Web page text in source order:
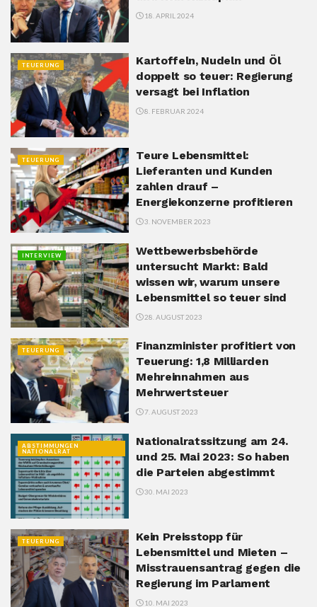
18. APRIL 2024
TEUERUNG
Kartoffeln, Nudeln und Öl
doppelt so teuer: Regierung
versagt bei Inflation
8. FEBRUAR 2024
TEUERUNG
Teure Lebensmittel:
Lieferanten und Kunden
zahlen drauf –
Energiekonzerne profitieren
3. NOVEMBER 2023
INTERVIEW
Wettbewerbsbehörde
untersucht Markt: Bald
wissen wir, warum unsere
Lebensmittel so teuer sind
28. AUGUST 2023
TEUERUNG
Finanzminister profitiert von
Teuerung: 1,8 Milliarden
Mehreinnahmen aus
Mehrwertsteuer
7. AUGUST 2023
ABSTIMMUNGEN
NATIONALRAT
Nationalratssitzung am 24.
und 25. Mai 2023: So haben
die Parteien abgestimmt
30. MAI 2023
TEUERUNG
Kein Preisstopp für
Lebensmittel und Mieten –
Misstrauensantrag gegen die
Regierung im Parlament
10. MAI 2023